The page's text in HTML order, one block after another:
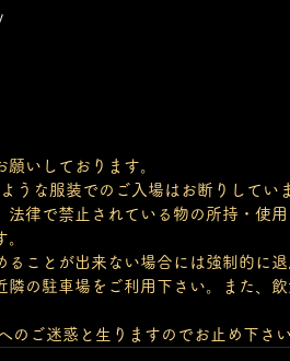
いしております。
うな服装でのご入場はお断りしてい
律で禁止されている物の所持・使用
ことが出来ない場合には強制的に退
の駐車場をご利用下さい。また、
のご迷惑と生りますのでお止め下さい